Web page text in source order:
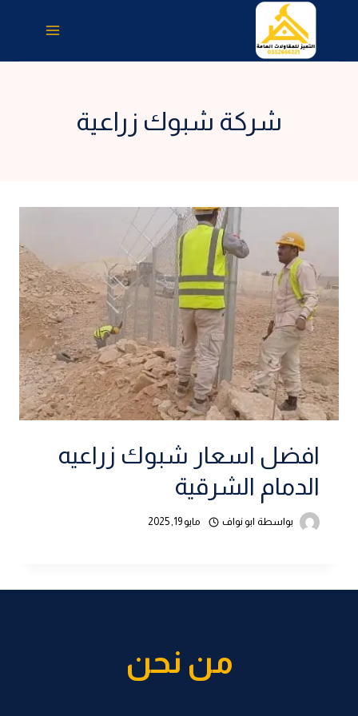
المحتوى
شركة شبوك زراعية
افضل اسعار شبوك زراعيه
الدمام الشرقية
بواسطة ابو نواف مايو 19, 2025
من نحن